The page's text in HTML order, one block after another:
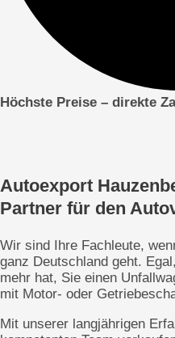
Höchste Preise – direkte
Autoexport
Partner für den
Wir sind Ihre Fachleute,
ganz Deutschland geht.
mehr hat, Sie einen
mit Motor- oder
Mit unserer langjährigen